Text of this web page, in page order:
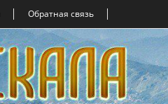
Обратная связь